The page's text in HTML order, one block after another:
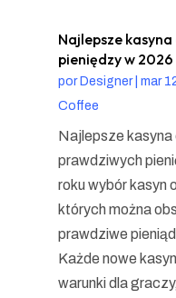
Najlepsze
pieniędzy w
porDesigner| mar
Coffee
Najlepsze kasyna
prawdziwych
roku wybór kasyn
których można
prawdziwe
Każde nowe
warunki dla